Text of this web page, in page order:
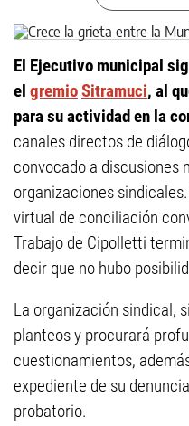
El Ejecutivo municipal
el gremioSitramuci, al
para su actividad en la
canales directos de
convocado a discusiones
organizaciones
virtual de conciliación
Trabajo de Cipolletti
decir que no hubo
La organización sindical,
planteos y procurará
cuestionamientos,
expediente de su
probatorio.